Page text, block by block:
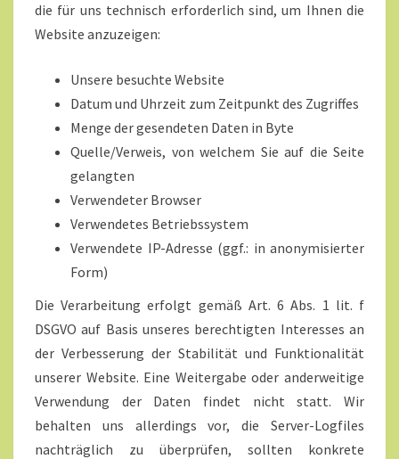
die für uns technisch erforderlich sind, um Ihnen die
Website anzuzeigen:
Unsere besuchte Website
Datum und Uhrzeit zum Zeitpunkt des Zugriffes
Menge der gesendeten Daten in Byte
Quelle/Verweis, von welchem Sie auf die Seite
gelangten
Verwendeter Browser
Verwendetes Betriebssystem
Verwendete IP-Adresse (ggf.: in anonymisierter
Form)
Die Verarbeitung erfolgt gemäß Art. 6 Abs. 1 lit. f
DSGVO auf Basis unseres berechtigten Interesses an
der Verbesserung der Stabilität und Funktionalität
unserer Website. Eine Weitergabe oder anderweitige
Verwendung der Daten findet nicht statt. Wir
behalten uns allerdings vor, die Server-Logfiles
nachträglich zu überprüfen, sollten konkrete